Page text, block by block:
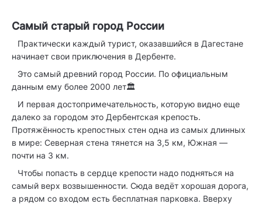
Самый старый город России
⠀Практически каждый турист, оказавшийся в Дагестане
начинает свои приключения в Дербенте.
⠀Это самый древний город России. По официальным
данным ему более 2000 лет🏛
⠀И первая достопримечательность, которую видно еще
далеко за городом это Дербентская крепость.
Протяжённость крепостных стен одна из самых длинных
в мире: Северная стена тянется на 3,5 км, Южная —
почти на 3 км.
⠀Чтобы попасть в сердце крепости надо подняться на
самый верх возвышенности. Сюда ведёт хорошая дорога,
а рядом со входом есть бесплатная парковка. Вверху